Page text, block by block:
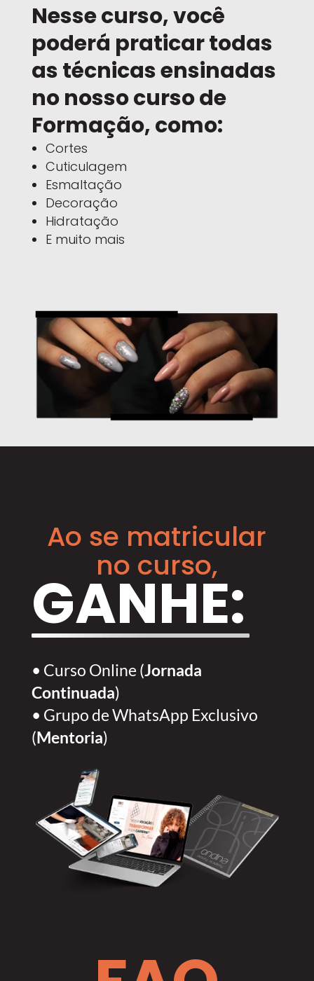
Nesse curso, você
poderá praticar todas
as técnicas ensinadas
no nosso curso de
Formação, como:
Cortes
Cuticulagem
Esmaltação
Decoração
Hidratação
E muito mais
Ao se matricular
no curso,
GANHE:
• Curso Online (Jornada
Continuada)
• Grupo de WhatsApp Exclusivo
(Mentoria)